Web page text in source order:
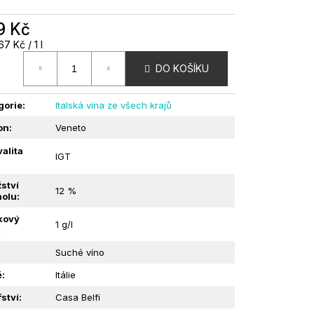
Kč
Kč / 1 l
DO KOŠÍKU
:
Italská vína ze všech krajů
: Veneto
IGT
: 12 %
1 g/l
Suché víno
:
Itálie
:
Casa Belfi
VE SLANÉM
| 1KG